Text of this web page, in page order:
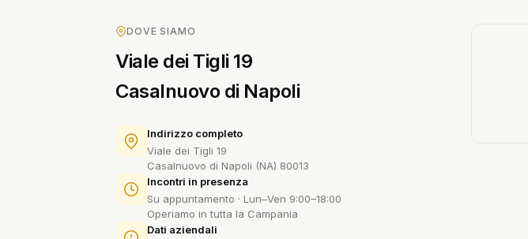
DOVE SIAMO
Viale dei Tigli 19
Casalnuovo di Napoli
Indirizzo completo
Viale dei Tigli 19
Casalnuovo di Napoli (NA) 80013
Incontri in presenza
Su appuntamento · Lun–Ven 9:00–18:00
Operiamo in tutta la Campania
Dati aziendali